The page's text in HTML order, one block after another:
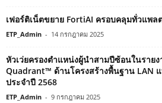
เฟอร์ติเน็ตขยาย FortiAI ครอบคลุมทั่วแพ
ETP_Admin - 14 กรกฎาคม 2025
หัวเว่ยครองตำแหน่งผู้นำสามปีซ้อนในราย
Quadrant™ ด้านโครงสร้างพื้นฐาน LAN
ประจำปี 2568
ETP_Admin - 9 กรกฎาคม 2025